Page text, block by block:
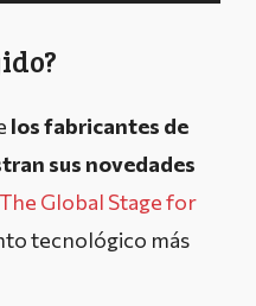
los fabricantes de
sus novedades
The Global Stage for
tecnológico más